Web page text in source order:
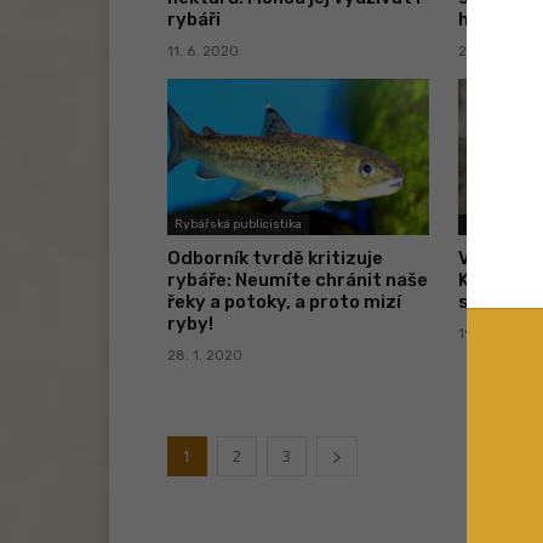
rybáři
11. 6. 2020
hromadí
21. 4. 2020
Rybářská publicistika
Odborník tvrdě kritizuje
rybáře: Neumíte chránit naše
řeky a potoky, a proto mizí
ryby!
28. 1. 2020
VIDEO:
Když
srdcovou
19. 12. 2019
1 2 3